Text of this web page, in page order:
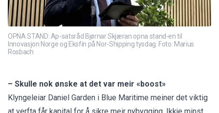
OPNA STAND: Ap-satsråd Bjørnar Skjæran opna stand-en til
Innovasjon Norge og Eksfin på Nor-Shipping tysdag. Foto: Marius
Rosbach
– Skulle nok ønske at det var meir «boost»
Klyngeleiar Daniel Garden i Blue Maritime meiner det viktig